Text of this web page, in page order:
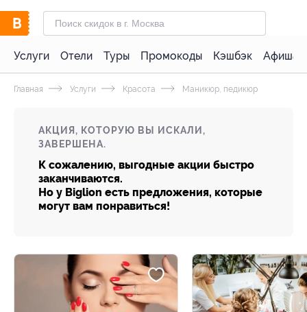
Услуги Отели Туры Промокоды Кэшбэк Афиша
Главная Услуги Красота Маникюр, педикюр
АКЦИЯ, КОТОРУЮ ВЫ ИСКАЛИ,
ЗАВЕРШЕНА.
К сожалению, выгодные акции быстро
заканчиваются.
Но у Biglion есть предложения, которые
могут вам понравиться!